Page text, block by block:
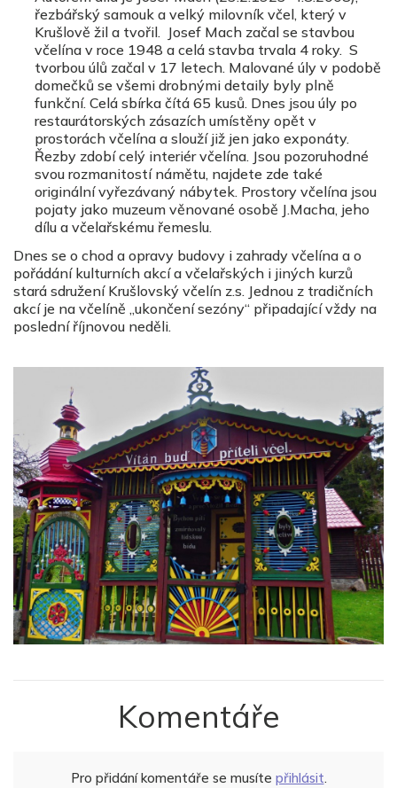
řezbářský samouk a velký milovník včel, který v
Krušlově žil a tvořil. Josef Mach začal se stavbou
včelína v roce 1948 a celá stavba trvala 4 roky. S
tvorbou úlů začal v 17 letech. Malované úly v podobě
domečků se všemi drobnými detaily byly plně
funkční. Celá sbírka čítá 65 kusů. Dnes jsou úly po
restaurátorských zásazích umístěny opět v
prostorách včelína a slouží již jen jako exponáty.
Řezby zdobí celý interiér včelína. Jsou pozoruhodné
svou rozmanitostí námětu, najdete zde také
originální vyřezávaný nábytek. Prostory včelína jsou
pojaty jako muzeum věnované osobě J.Macha, jeho
dílu a včelařskému řemeslu.
Dnes se o chod a opravy budovy i zahrady včelína a o
pořádání kulturních akcí a včelařských i jiných kurzů
stará sdružení Krušlovský včelín z.s. Jednou z tradičních
akcí je na včelíně „ukončení sezóny“ připadající vždy na
poslední říjnovou neděli.
Komentáře
Pro přidání komentáře se musíte přihlásit.